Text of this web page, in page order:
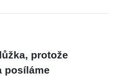
protože
posíláme